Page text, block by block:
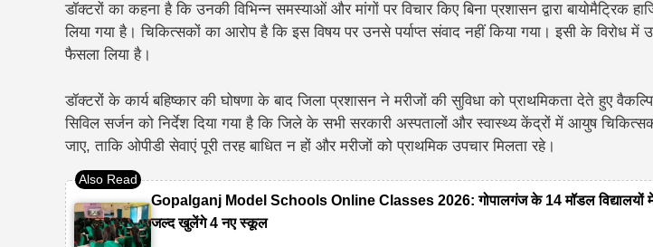
डॉक्टरों का कहना है कि उनकी विभिन्न समस्याओं और मांगों पर विचार किए बिना प्रशासन द्वारा बायोमैट्रिक
लिया गया है। चिकित्सकों का आरोप है कि इस विषय पर उनसे पर्याप्त संवाद नहीं किया गया। इसी के विरोध में
फैसला लिया है।
डॉक्टरों के कार्य बहिष्कार की घोषणा के बाद जिला प्रशासन ने मरीजों की सुविधा को प्राथमिकता देते हुए
सिविल सर्जन को निर्देश दिया गया है कि जिले के सभी सरकारी अस्पतालों और स्वास्थ्य केंद्रों में आयुष
जाए, ताकि ओपीडी सेवाएं पूरी तरह बाधित न हों और मरीजों को प्राथमिक उपचार मिलता रहे।
Gopalganj Model Schools Online Classes 2026: गोपालगंज के 14 मॉडल विद्यालयों
जल्द खुलेंगे 4 नए स्कूल